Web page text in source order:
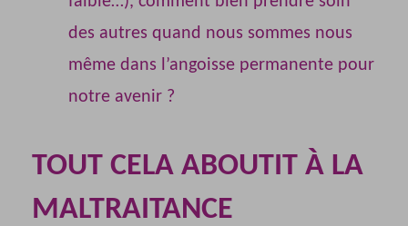
des autres quand nous sommes nous
même dans l’angoisse permanente pour
notre avenir ?
TOUT CELA ABOUTIT À LA
MALTRAITANCE